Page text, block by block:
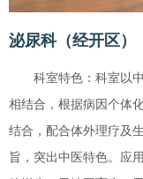
泌尿科（经开区）
科室特色：科室以
相结合，根据病因个体
结合，配合体外理疗及
旨，突出中医特色。应